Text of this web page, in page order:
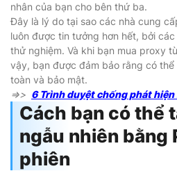
nhân của bạn cho bên thứ ba.
Đây là lý do tại sao các nhà cung
luôn được tin tưởng hơn hết, bởi
thử nghiệm. Và khi bạn mua proxy
vậy, bạn được đảm bảo rằng có
toàn và bảo mật.
=>> 6 Trình duyệt chống phát hiện
Cách bạn có thể
ngẫu nhiên bằng
phiên